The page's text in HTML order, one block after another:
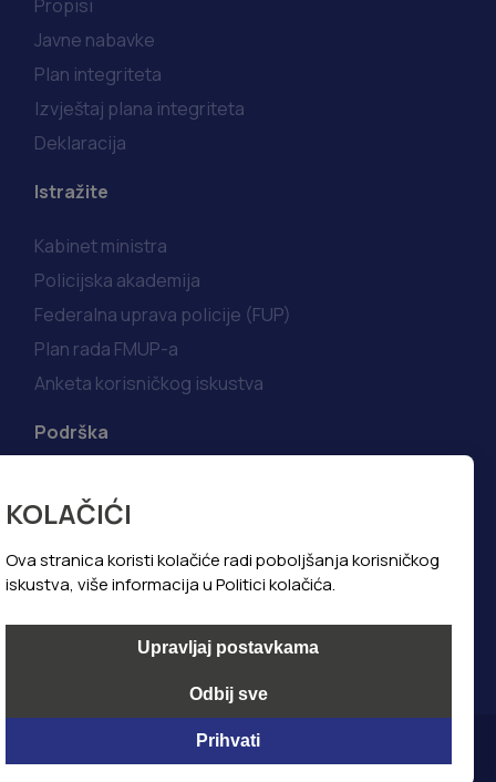
KOLAČIĆI
Ova stranica koristi kolačiće radi poboljšanja korisničkog
iskustva, više informacija u Politici kolačića.
Upravljaj postavkama
Odbij sve
Prihvati
Propisi
Javne nabavke
Plan integriteta
Izvještaj plana integriteta
Deklaracija
Istražite
Kabinet ministra
Policijska akademija
Federalna uprava policije (FUP)
Plan rada FMUP-a
Anketa korisničkog iskustva
Podrška
Kako do informacija
Najčešća pitanja i odgovori
Politika privatnosti
Politika kolačića
@ All Copyright 2024, Foto Art